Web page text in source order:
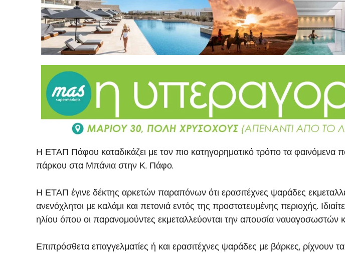
Η ΕΤΑΠ Πάφου καταδικάζει με τον πιο κατηγορηματικό τρόπο τα φαινόμενα
πάρκου στα Μπάνια στην Κ. Πάφο.
Η ΕΤΑΠ έγινε δέκτης αρκετών παραπόνων ότι ερασιτέχνες ψαράδες
ανενόχλητοι με καλάμι και πετονιά εντός της προστατευμένης περιοχής.
ηλίου όπου οι παρανομούντες εκμεταλλεύονται την απουσία ναυαγοσωστών
Επιπρόσθετα επαγγελματίες ή και ερασιτέχνες ψαράδες με βάρκες, ρίχνουν